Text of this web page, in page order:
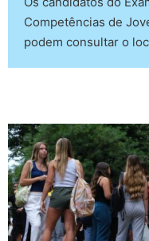
Competências de
podem consultar o